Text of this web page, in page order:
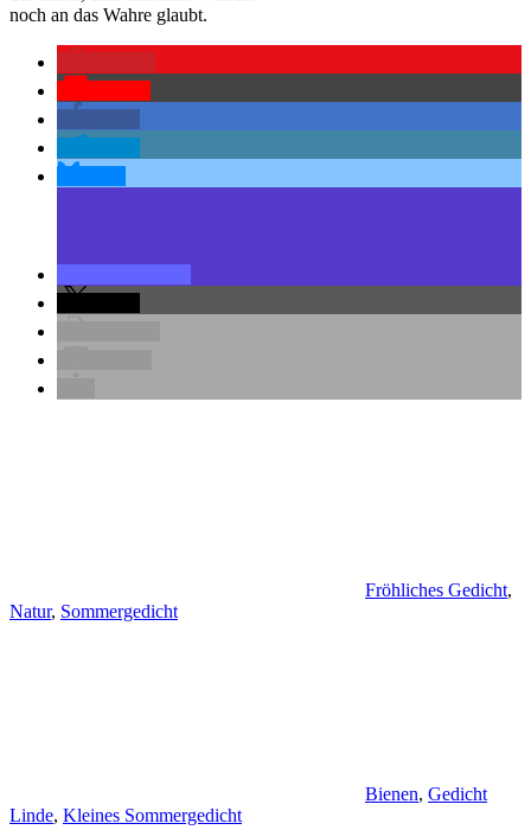
noch an das Wahre glaubt.
Fröhliches Gedicht,
Natur, Sommergedicht
Bienen, Gedicht
Linde, Kleines Sommergedicht